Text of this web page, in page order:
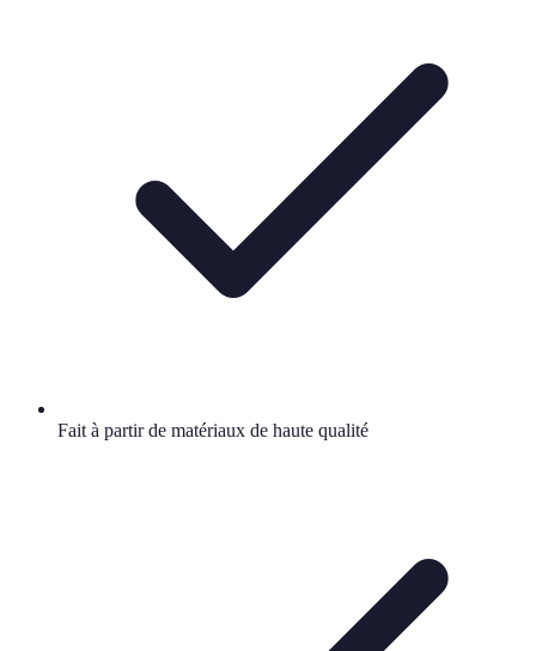
Fait à partir de matériaux de haute qualité